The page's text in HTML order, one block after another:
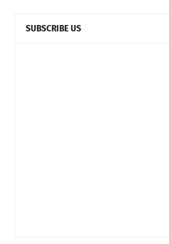
SUBSCRIBE US